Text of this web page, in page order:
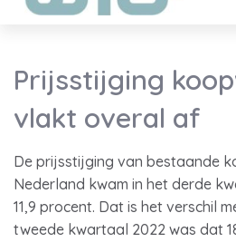
Prijsstijging
vlakt overal af
De prijsstijging van bestaande
Nederland kwam in het derde
11,9 procent. Dat is het verschil
tweede kwartaal 2022 was dat